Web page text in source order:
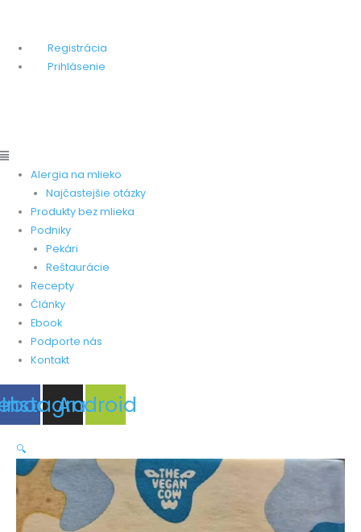
obsah
Registrácia
Prihlásenie
Alergia na mlieko
Najčastejšie otázky
Produkty bez mlieka
Podniky
Pekári
Reštaurácie
Recepty
Články
Ebook
Podporte nás
Kontakt
Instagram
Android
🔍